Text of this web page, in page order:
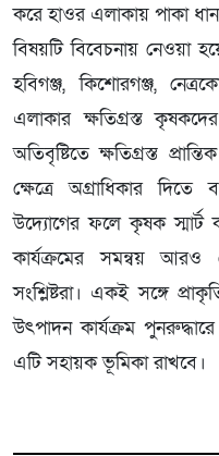
করে হাওর এলাকায় পাকা
বিষয়টি বিবেচনায় নেওয়া
হবিগঞ্জ, কিশোরগঞ্জ,
এলাকার ক্ষতিগ্রস্ত
অতিবৃষ্টিতে ক্ষতিগ্রস্ত
ক্ষেত্রে অগ্রাধিকার
উদ্যোগের ফলে কৃষক স্মার্ট
কার্যক্রমের সমন্বয়
সংশ্লিষ্টরা। একই সঙ্গে
উৎপাদন কার্যক্রম
এটি সহায়ক ভূমিকা রাখবে।